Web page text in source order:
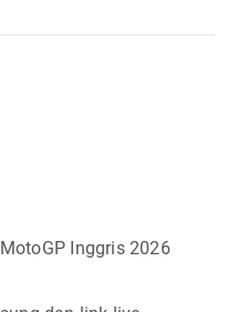
Inggris 2026